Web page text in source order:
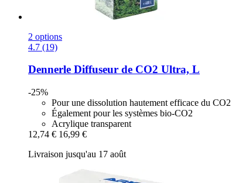
2 options
4.7 (19)
Dennerle Diffuseur de CO2 Ultra, L
-25%
Pour une dissolution hautement efficace du CO2
Également pour les systèmes bio-CO2
Acrylique transparent
12,74 € 16,99 €
Livraison jusqu'au 17 août